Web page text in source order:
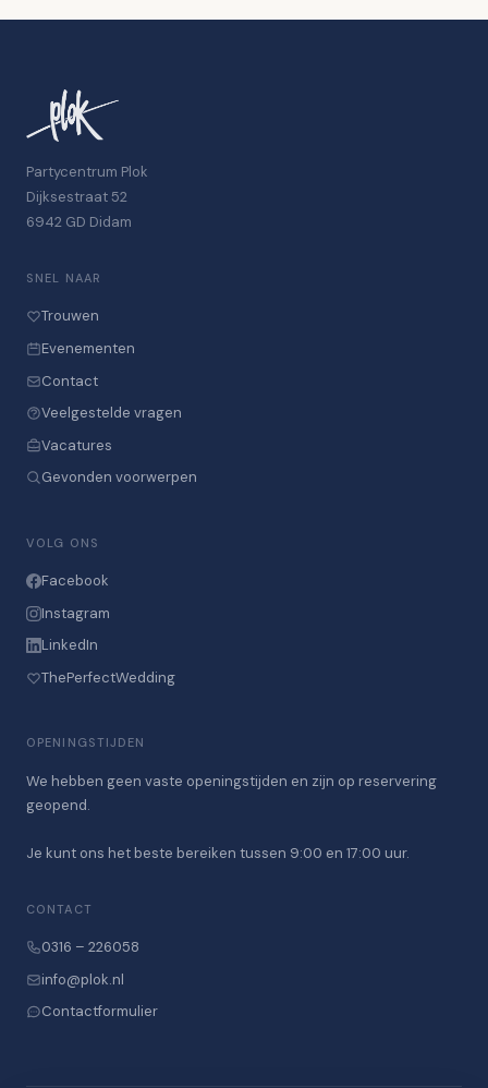
Partycentrum Plok
Dijksestraat 52
6942 GD Didam
SNEL NAAR
Trouwen
Evenementen
Contact
Veelgestelde vragen
Vacatures
Gevonden voorwerpen
VOLG ONS
Facebook
Instagram
LinkedIn
ThePerfectWedding
OPENINGSTIJDEN
We hebben geen vaste openingstijden en zijn op reservering
geopend.
Je kunt ons het beste bereiken tussen 9:00 en 17:00 uur.
CONTACT
0316 – 226058
info@plok.nl
Contactformulier